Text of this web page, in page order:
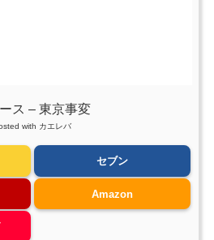
ス – 東京事変
with カエレバ
セブン
Amazon